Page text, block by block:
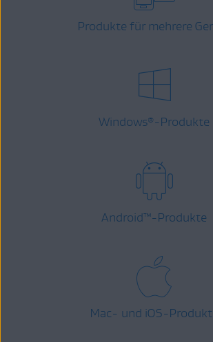
Produkte für mehrere
Windows® -Produkte
Android™-Produkte
Mac- und iOS-